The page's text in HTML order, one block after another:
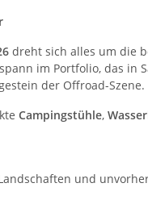
dreht sich alles um die
im Portfolio, das
der Offroad-Szene.
Campingstühle,
und